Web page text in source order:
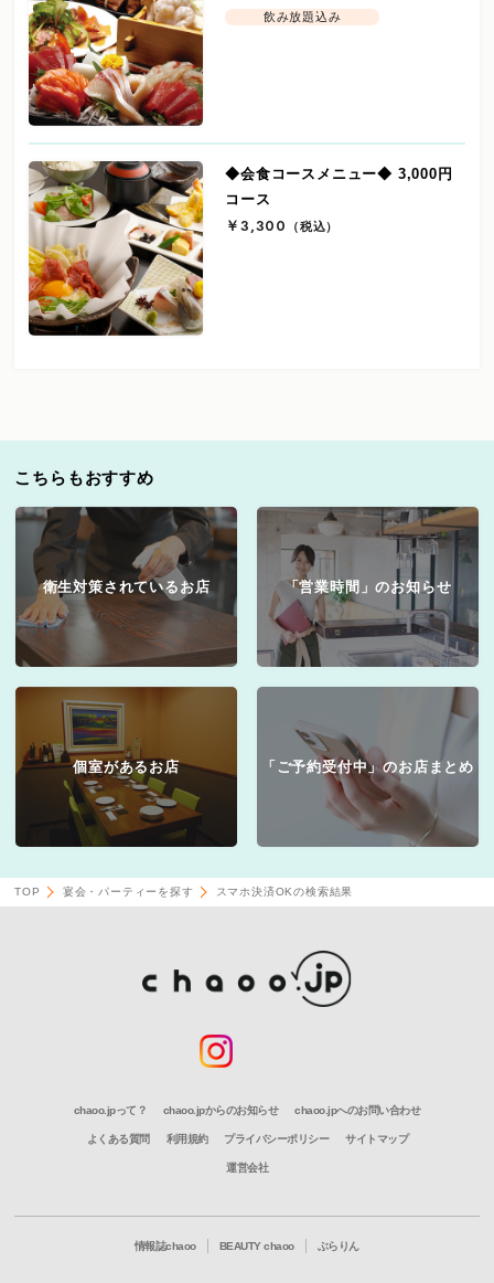
飲み放題込み
◆会食コースメニュー◆ 3,000円
コース
￥3,300 （税込）
こちらもおすすめ
衛生対策されているお店 「営業時間」のお知らせ
個室があるお店 「ご予約受付中」のお店まとめ
TOP 宴会・パーティーを探す スマホ決済OKの検索結果
chaoo.jpって？ chaoo.jpからのお知らせ chaoo.jpへのお問い合わせ
よくある質問 利用規約 プライバシーポリシー サイトマップ
運営会社
情報誌chaoo BEAUTY chaoo ぶらりん